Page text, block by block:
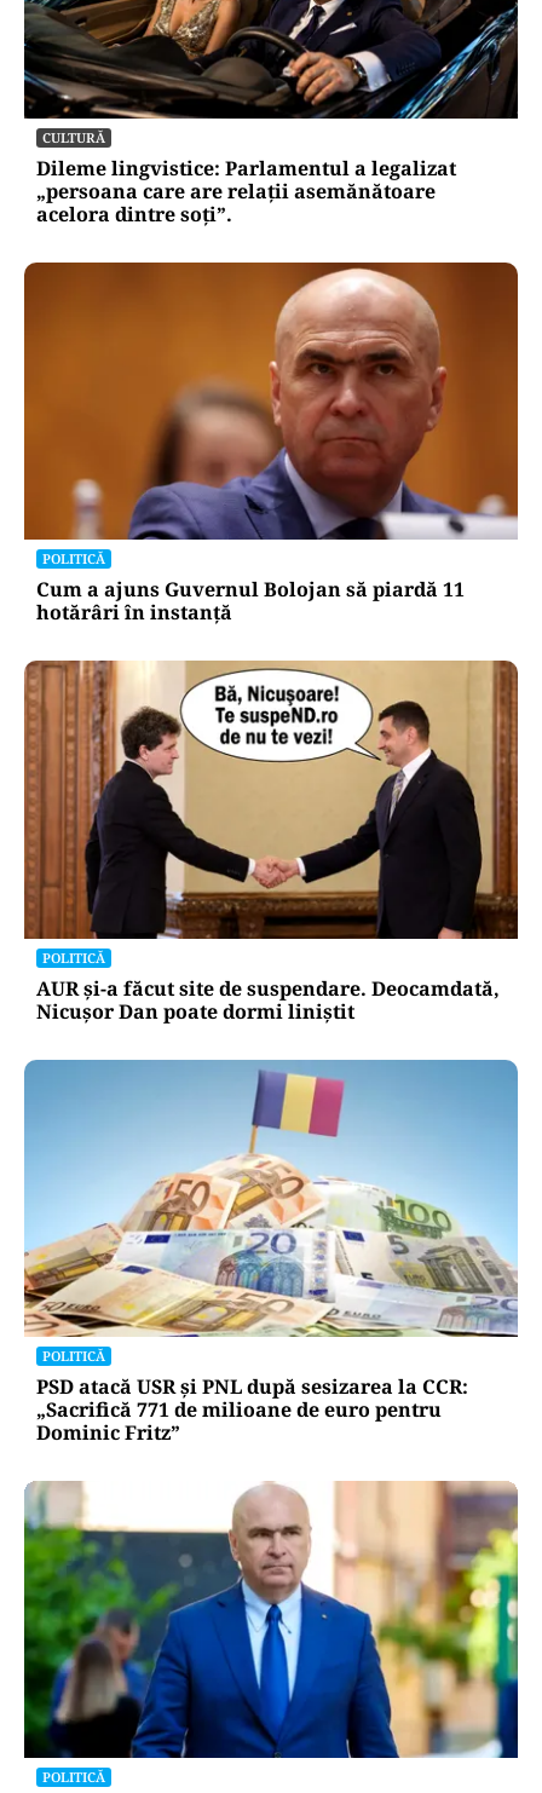
CULTURĂ
Dileme lingvistice: Parlamentul a legalizat
„persoana care are relații asemănătoare
acelora dintre soți”.
POLITICĂ
Cum a ajuns Guvernul Bolojan să piardă 11
hotărâri în instanță
POLITICĂ
AUR și-a făcut site de suspendare. Deocamdată,
Nicușor Dan poate dormi liniștit
POLITICĂ
PSD atacă USR și PNL după sesizarea la CCR:
„Sacrifică 771 de milioane de euro pentru
Dominic Fritz”
POLITICĂ